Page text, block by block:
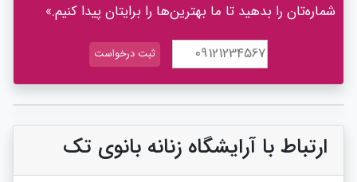
شماره‌تان را بدهید تا ما بهترین‌ها را برایتان پیدا کنیم.»
ارتباط با آرایشگاه زنانه بانوی تک